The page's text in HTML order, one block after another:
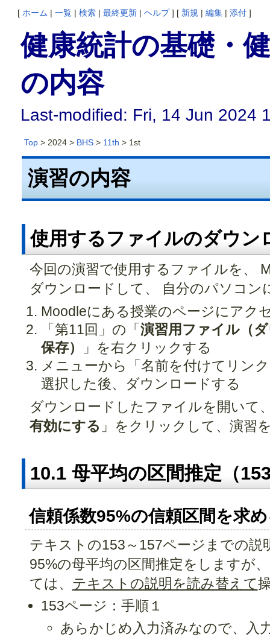
[ ホーム | 一覧 | 検索 | 最終更新 | ヘルプ] [ 新規 | 編集 | 添付 ]
健康統計の基礎・
の内容
Last-modified: Fri, 14 Jun 2024
Top> 2024 > BHS> 11th > 1st
演習の内容
使用するファイルのダウン
今回の演習で使用するファイルを、
ダウンロードして、 自分のパソコン
Moodleにある授業のページにアク
「第11回」の「演習用ファイル（
保存）
」を右クリックする
メニューから「名前を付けてリン
選択した後、ダウンロードする
ダウンロードしたファイルを開いて
有効にする 」をクリックして、演習
10.1 母平均の区間推定（
信頼係数95%の信頼区間を求
テキストの153～157ページまでの説
95%の母平均の区間推定をしますが
ては、 テキストの説明を読み替えて
153ページ：手順１
あらかじめ入力済みなので、入